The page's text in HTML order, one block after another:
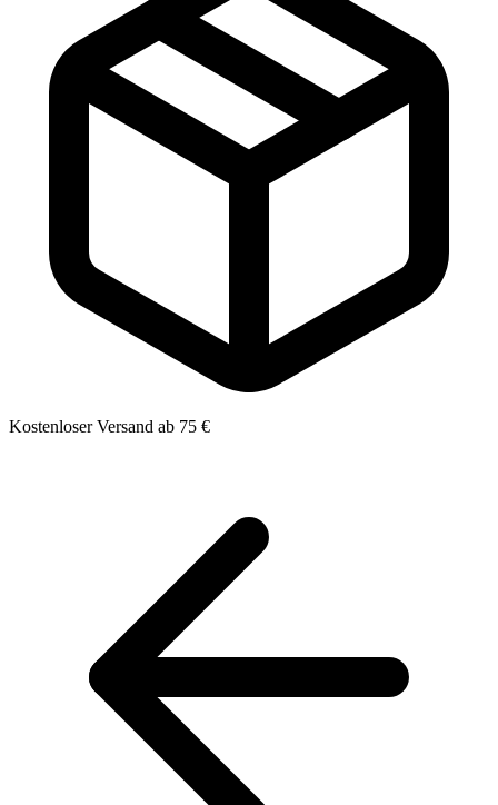
Kostenloser Versand ab 75 €